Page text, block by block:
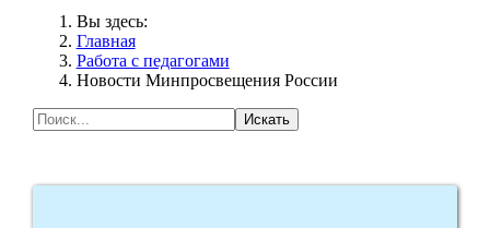
Вы здесь:
Главная
Работа с педагогами
Новости Минпросвещения России
Искать